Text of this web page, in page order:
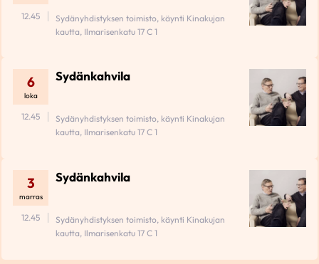
12.45
Sydänyhdistyksen toimisto, käynti Kinakujan
kautta, Ilmarisenkatu 17 C 1
6
loka
Sydänkahvila
12.45
Sydänyhdistyksen toimisto, käynti Kinakujan
kautta, Ilmarisenkatu 17 C 1
3
marras
Sydänkahvila
12.45
Sydänyhdistyksen toimisto, käynti Kinakujan
kautta, Ilmarisenkatu 17 C 1